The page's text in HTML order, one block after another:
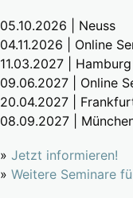
05.10.2026 | Neuss
04.11.2026 | Online
11.03.2027 | Hamburg
09.06.2027 | Online
20.04.2027 |
08.09.2027 |
» Jetzt informieren!
» Weitere Seminare